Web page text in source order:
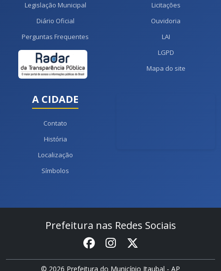
Legislação Municipal
Diário Oficial
Perguntas Frequentes
Licitações
Ouvidoria
LAI
LGPD
Mapa do site
A CIDADE
Contato
História
Localização
Símbolos
Prefeitura nas Redes Sociais
© 2026 Prefeitura do Município Itaubal - AP